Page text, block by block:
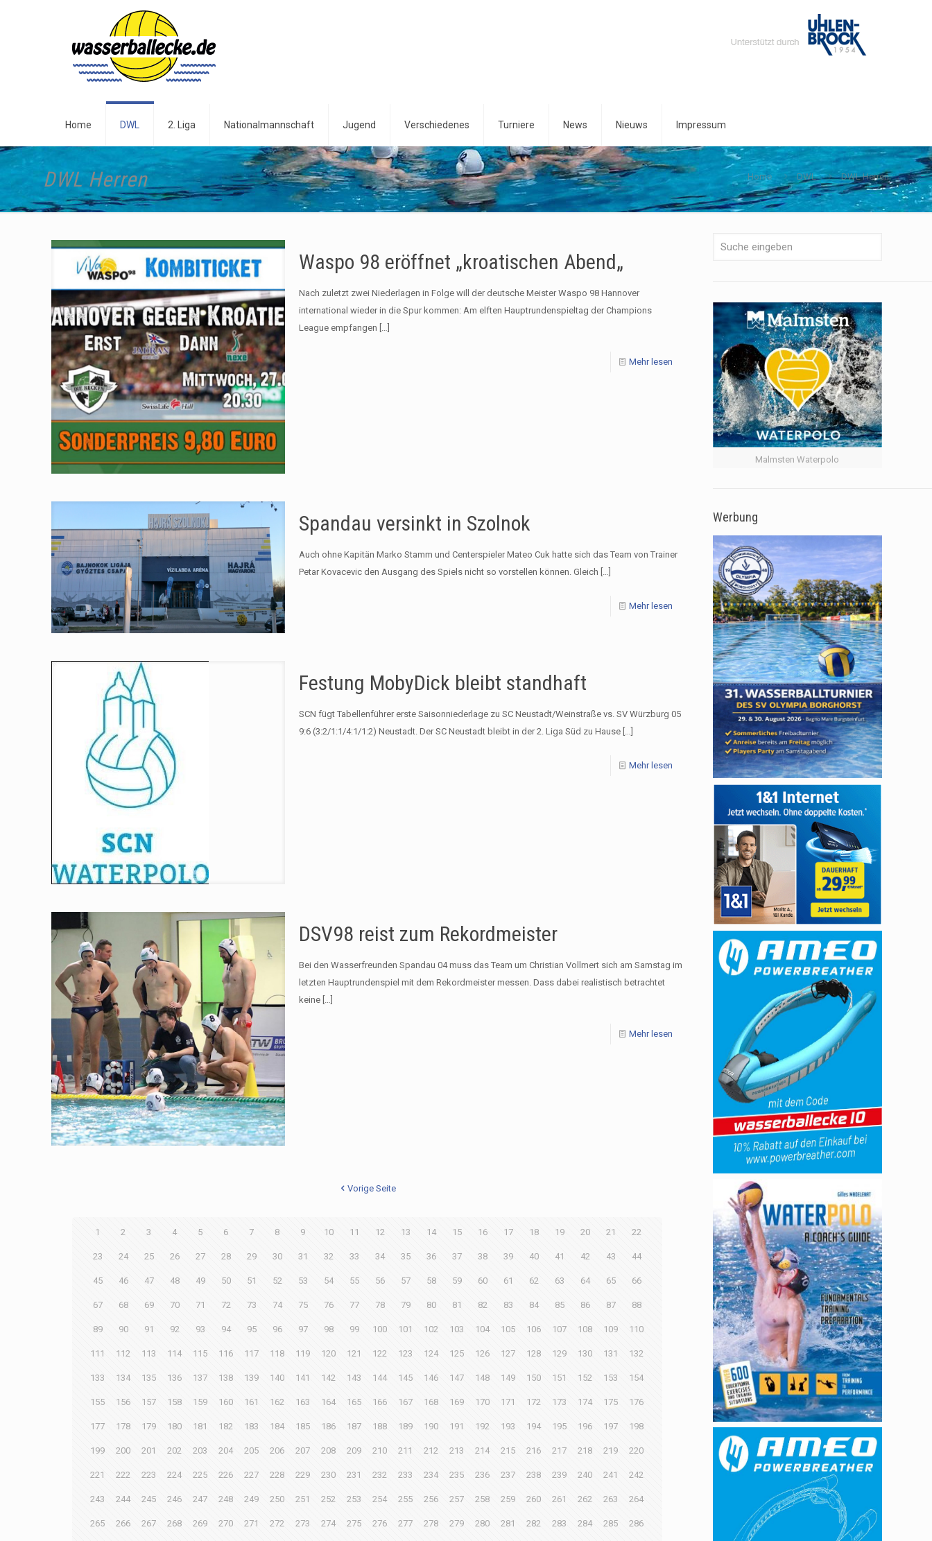
Home DWL 2. Liga Nationalmannschaft Jugend Verschiedenes Turniere News Nieuws Impressum
DWL Herren Home DWL DWL Herren
Waspo 98 eröffnet „kroatischen Abend„
Nach zuletzt zwei Niederlagen in Folge will der deutsche Meister Waspo 98 Hannover
international wieder in die Spur kommen: Am elften Hauptrundenspieltag der Champions
League empfangen […]
Mehr lesen
Spandau versinkt in Szolnok
Auch ohne Kapitän Marko Stamm und Centerspieler Mateo Cuk hatte sich das Team von Trainer
Petar Kovacevic den Ausgang des Spiels nicht so vorstellen können. Gleich
Mehr lesen
Festung MobyDick bleibt standhaft
SCN fügt Tabellenführer erste Saisonniederlage zu SC Neustadt/Weinstraße vs. SV Würzburg 05
9:6 (3:2/1:1/4:1/1:2) Neustadt. Der SC Neustadt bleibt in der 2. Liga Süd zu Hause[…]
Mehr lesen
DSV98 reist zum Rekordmeister
Bei den Wasserfreunden Spandau 04 muss das Team um Christian Vollmert sich am Samstag im
letzten Hauptrundenspiel mit dem Rekordmeister messen. Dass dabei realistisch betrachtet
keine[…]
Mehr lesen
Vorige Seite
1 2 3 4 5 6 7 8 9 10 11 12 13 14 15 16 17 18 19 20 21 22
23 24 25 26 27 28 29 30 31 32 33 34 35 36 37 38 39 40 41 42 43 44
45 46 47 48 49 50 51 52 53 54 55 56 57 58 59 60 61 62 63 64 65 66
67 68 69 70 71 72 73 74 75 76 77 78 79 80 81 82 83 84 85 86 87 88
89 90 91 92 93 94 95 96 97 98 99 100 101 102 103 104 105 106 107 108 109 110
111 112 113 114 115 116 117 118 119 120 121 122 123 124 125 126 127 128 129 130 131 132
133 134 135 136 137 138 139 140 141 142 143 144 145 146 147 148 149 150 151 152 153 154
155 156 157 158 159 160 161 162 163 164 165 166 167 168 169 170 171 172 173 174 175 176
177 178 179 180 181 182 183 184 185 186 187 188 189 190 191 192 193 194 195 196 197 198
199 200 201 202 203 204 205 206 207 208 209 210 211 212 213 214 215 216 217 218 219 220
221 222 223 224 225 226 227 228 229 230 231 232 233 234 235 236 237 238 239 240 241 242
243 244 245 246 247 248 249 250 251 252 253 254 255 256 257 258 259 260 261 262 263 264
265 266 267 268 269 270 271 272 273 274 275 276 277 278 279 280 281 282 283 284 285 286
Malmsten Waterpolo
Werbung